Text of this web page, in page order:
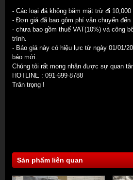
- Các loại đá không băm mặt trừ đi
- Đơn giá đã bao gôm phí vận chuyển đến
- chưa bao gồm thuế VAT(10%) và công
trình.
- Báo giá này có hiệu lực từ ngày 01/01/
báo mới.
Chúng tôi rất mong nhận được sự quan
HOTLINE : 091-699-8788
Trân trọng !
Giám
Lê Ngọc
Sản phẩm liên quan